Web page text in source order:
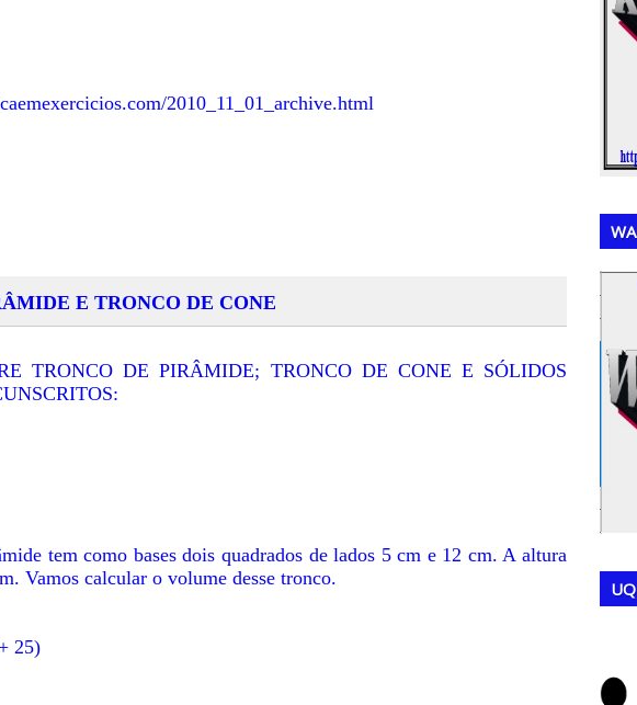
2010_11_01_archive.html
E TRONCO DE CONE
TRONCO DE PIRÂMIDE; TRONCO DE CONE E SÓLIDOS
tem como bases dois quadrados de lados 5 cm e 12 cm. A altura
Vamos calcular o volume desse tronco.
25)
,